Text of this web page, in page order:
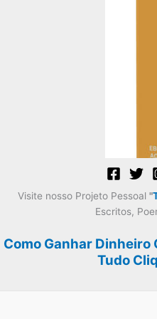
Visite nosso Projeto Pessoal "
Escritos,
Como Ganhar Dinheiro
Tudo